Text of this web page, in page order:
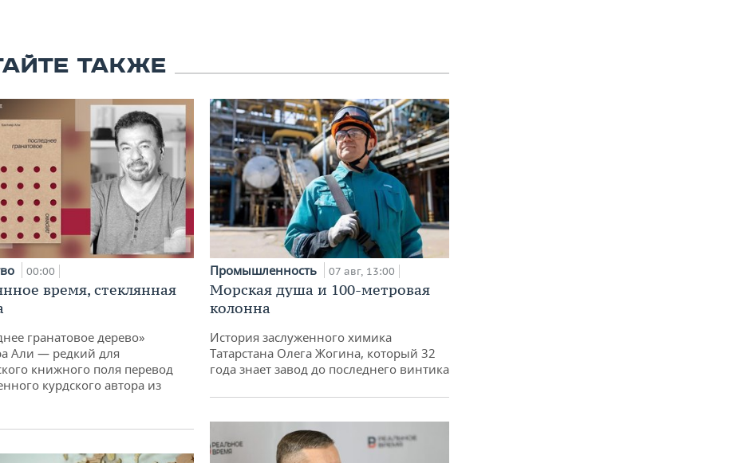
ТАКЖЕ
00:00
время, стеклянная
гранатовое дерево»
Али — редкий для
книжного поля перевод
курдского автора из
Промышленность 07 авг, 13:00
Морская душа и 100-метровая
колонна
История заслуженного химика
Татарстана Олега Жогина, который 32
года знает завод до последнего винтика